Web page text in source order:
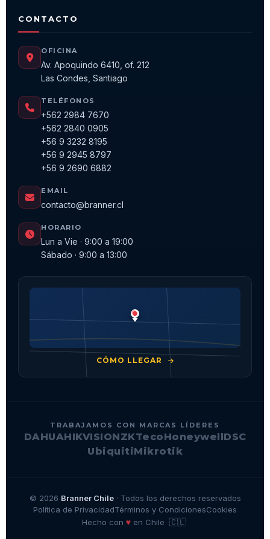
CONTACTO
OFICINA
Av. Apoquindo 6410, of. 212
Las Condes, Santiago
TELÉFONOS
+562 2984 7670
+562 2840 0905
+56 9 3232 8195
+56 9 2945 8797
+56 9 2690 6882
EMAIL
contacto@branner.cl
HORARIO
Lun a Vie · 9:00 a 19:00
Sábado · 9:00 a 13:00
CÓMO LLEGAR
TRABAJAMOS CON MARCAS LÍDERES
DAHUAHIKVISIONZKTecoHoneywell DSC
UbiquitiMikrotik
© 2026 Branner Chile· Todos los derechos reservados
Política de PrivacidadTérminos y CondicionesCookies
Hecho con ♥en Chile 🇨🇱